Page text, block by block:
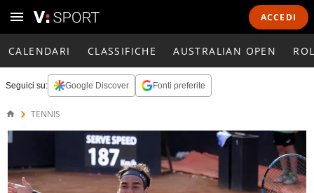
ACCEDI
CALENDARI CLASSIFICHE AUSTRALIAN OPEN
Seguici su: Google Discover Fonti preferite
TENNIS